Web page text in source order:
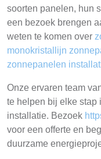
soorten panelen, hun
een bezoek brengen
weten te komen over
monokristallijn
zonnepanelen
Onze ervaren team
te helpen bij elke stap
installatie. Bezoek
voor een offerte en
duurzame